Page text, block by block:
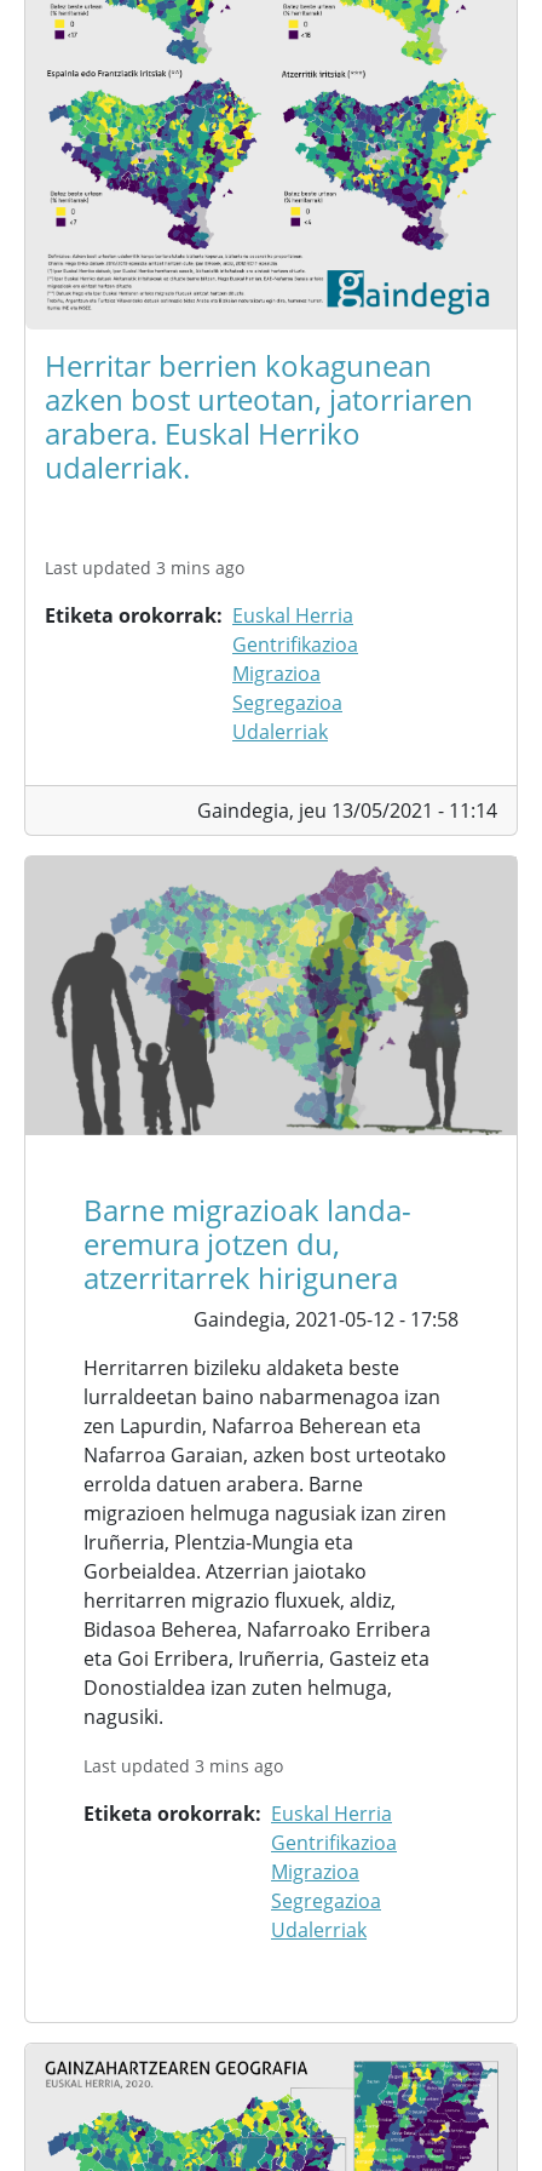
Herritar berrien kokagunean
azken bost urteotan, jatorriaren
arabera. Euskal Herriko
udalerriak.
Last updated 3 mins ago
Etiketa orokorrak
Euskal Herria
Gentrifikazioa
Migrazioa
Segregazioa
Udalerriak
Gaindegia, jeu 13/05/2021 - 11:14
Barne migrazioak landa-
eremura jotzen du,
atzerritarrek hirigunera
Gaindegia, 2021-05-12 - 17:58
Herritarren bizileku aldaketa beste
lurraldeetan baino nabarmenagoa izan
zen Lapurdin, Nafarroa Beherean eta
Nafarroa Garaian, azken bost urteotako
errolda datuen arabera. Barne
migrazioen helmuga nagusiak izan ziren
Iruñerria, Plentzia-Mungia eta
Gorbeialdea. Atzerrian jaiotako
herritarren migrazio fluxuek, aldiz,
Bidasoa Beherea, Nafarroako Erribera
eta Goi Erribera, Iruñerria, Gasteiz eta
Donostialdea izan zuten helmuga,
nagusiki.
Last updated 3 mins ago
Etiketa orokorrak
Euskal Herria
Gentrifikazioa
Migrazioa
Segregazioa
Udalerriak